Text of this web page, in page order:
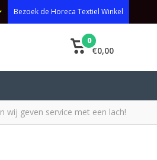
Bezoek de Horeca Textiel Winkel
0
€0,00
wij geven service met een lach!